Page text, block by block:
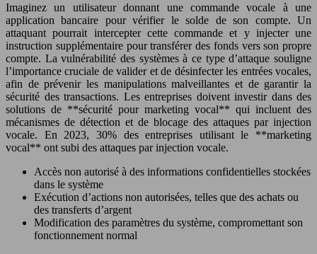
Imaginez un utilisateur donnant une commande vocale à une
application bancaire pour vérifier le solde de son compte. Un
attaquant pourrait intercepter cette commande et y injecter une
instruction supplémentaire pour transférer des fonds vers son propre
compte. La vulnérabilité des systèmes à ce type d’attaque souligne
l’importance cruciale de valider et de désinfecter les entrées vocales,
afin de prévenir les manipulations malveillantes et de garantir la
sécurité des transactions. Les entreprises doivent investir dans des
solutions de **sécurité pour marketing vocal** qui incluent des
mécanismes de détection et de blocage des attaques par injection
vocale. En 2023, 30% des entreprises utilisant le **marketing
vocal** ont subi des attaques par injection vocale.
Accès non autorisé à des informations confidentielles stockées
dans le système
Exécution d’actions non autorisées, telles que des achats ou
des transferts d’argent
Modification des paramètres du système, compromettant son
fonctionnement normal